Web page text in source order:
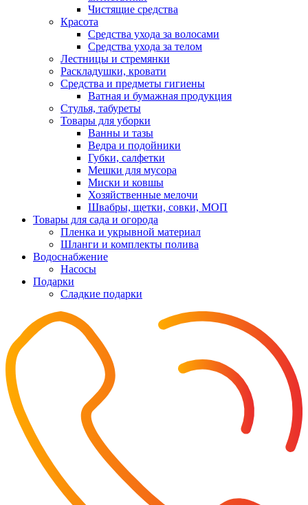
Чистящие средства
Красота
Средства ухода за волосами
Средства ухода за телом
Лестницы и стремянки
Раскладушки, кровати
Средства и предметы гигиены
Ватная и бумажная продукция
Стулья, табуреты
Товары для уборки
Ванны и тазы
Ведра и подойники
Губки, салфетки
Мешки для мусора
Миски и ковшы
Хозяйственные мелочи
Швабры, щетки, совки, МОП
Товары для сада и огорода
Пленка и укрывной материал
Шланги и комплекты полива
Водоснабжение
Насосы
Подарки
Cладкие подарки